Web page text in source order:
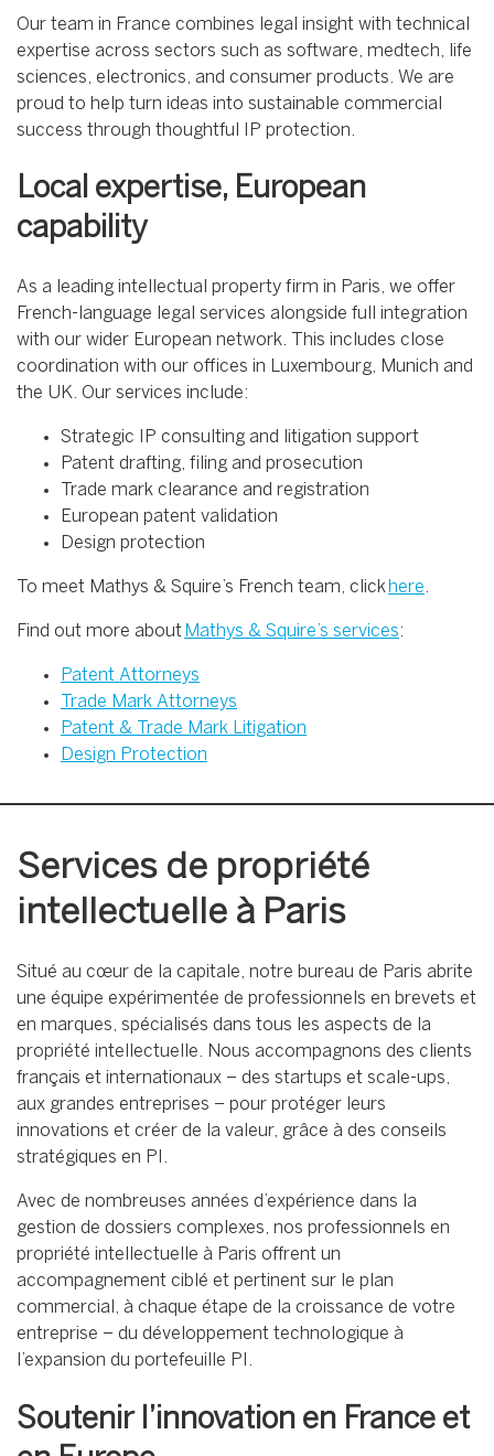
Our team in France combines legal insight with technical
expertise across sectors such as software, medtech, life
sciences, electronics, and consumer products. We are
proud to help turn ideas into sustainable commercial
success through thoughtful IP protection.
Local expertise, European
capability
As a leading intellectual property firm in Paris, we offer
French-language legal services alongside full integration
with our wider European network. This includes close
coordination with our offices in Luxembourg, Munich and
the UK. Our services include:
Strategic IP consulting and litigation support
Patent drafting, filing and prosecution
Trade mark clearance and registration
European patent validation
Design protection
To meet Mathys & Squire’s French team, click here.
Find out more about Mathys & Squire’s services:
Patent Attorneys
Trade Mark Attorneys
Patent & Trade Mark Litigation
Design Protection
Services de propriété
intellectuelle à Paris
Situé au cœur de la capitale, notre bureau de Paris abrite
une équipe expérimentée de professionnels en brevets et
en marques, spécialisés dans tous les aspects de la
propriété intellectuelle. Nous accompagnons des clients
français et internationaux – des startups et scale-ups,
aux grandes entreprises – pour protéger leurs
innovations et créer de la valeur, grâce à des conseils
stratégiques en PI.
Avec de nombreuses années d’expérience dans la
gestion de dossiers complexes, nos professionnels en
propriété intellectuelle à Paris offrent un
accompagnement ciblé et pertinent sur le plan
commercial, à chaque étape de la croissance de votre
entreprise – du développement technologique à
l’expansion du portefeuille PI.
Soutenir l’innovation en France et